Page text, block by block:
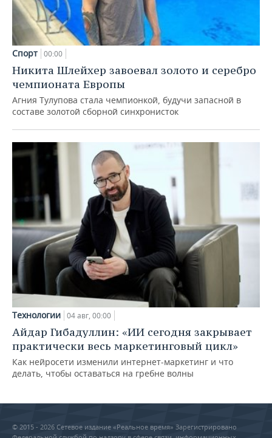
Спорт 00:00
Никита Шлейхер завоевал золото и серебро
чемпионата Европы
Агния Тулупова стала чемпионкой, будучи запасной в
составе золотой сборной синхронисток
Технологии 04 авг, 00:00
Айдар Гибадуллин: «ИИ сегодня закрывает
практически весь маркетинговый цикл»
Как нейросети изменили интернет-маркетинг и что
делать, чтобы оставаться на гребне волны
© 2015 - 2026 Сетевое издание «Реальное время» Зарегистрировано